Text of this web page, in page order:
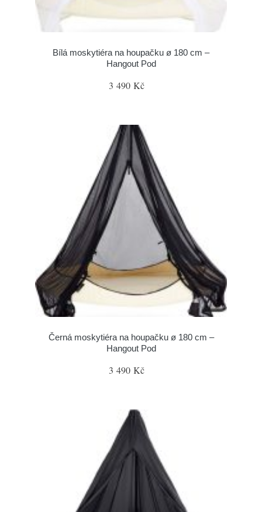
Bílá moskytiéra na houpačku ø 180 cm –
Hangout Pod
3 490 Kč
Černá moskytiéra na houpačku ø 180 cm –
Hangout Pod
3 490 Kč